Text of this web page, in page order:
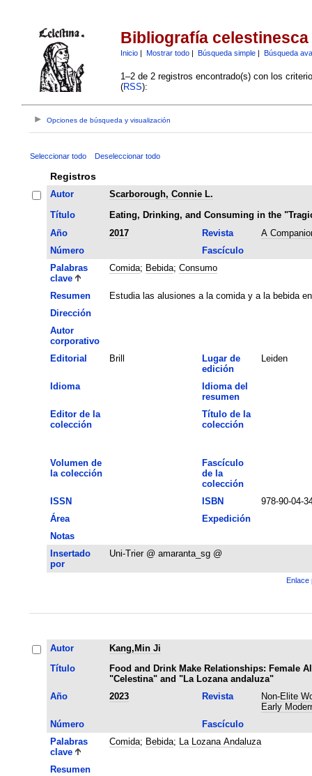
Bibliografía celestinesca
Inicio| Mostrar todo| Búsqueda simple| Búsqueda
1–2 de 2 registros encontrado(s) con los
(RSS):
Opciones de búsqueda y visualización
Seleccionar todo Deseleccionar todo
Registros
Autor
Scarborough, Connie L.
Título
Eating, Drinking, and Consuming in the
Año
2017 Revista
A
Número
Fascículo
Palabras
clave
Comida; Bebida; Consumo
Resumen
Estudia las alusiones a la comida y a la bebida
Dirección
Autor
corporativo
Editorial
Brill
Lugar de
edición
Leiden
Idioma
Idioma del
resumen
Editor de la
colección
Título de la
colección
Volumen de
la colección
Fascículo
de la
colección
ISSN
ISBN
978-90-04-
Área
Expedición
Notas
Insertado
por
Uni-Trier @ amaranta_sg @
Enlace
Autor
Kang,Min Ji
Título
Food and Drink Make Relationships: Female
"Celestina" and "La Lozana andaluza"
Año
2023 Revista
Non-Elite
Early
Número
Fascículo
Palabras
clave
Comida; Bebida; La Lozana Andaluza
Resumen